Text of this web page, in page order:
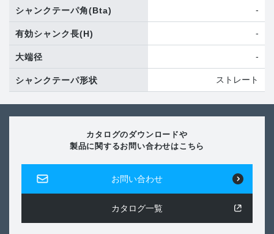
シャンクテーパ角(Bta) -
有効シャンク長(H) -
大端径 -
シャンクテーパ形状 ストレート
カタログのダウンロードや
製品に関するお問い合わせはこちら
お問い合わせ
カタログ一覧